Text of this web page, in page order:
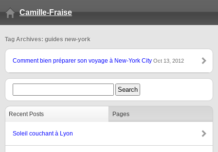
Camille-Fraise
Tag Archives: guides new-york
Comment bien préparer son voyage à New-York City Oct 13, 2012
Recent Posts Pages
Soleil couchant à Lyon